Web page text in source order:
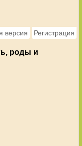
версия Регистрация
роды и